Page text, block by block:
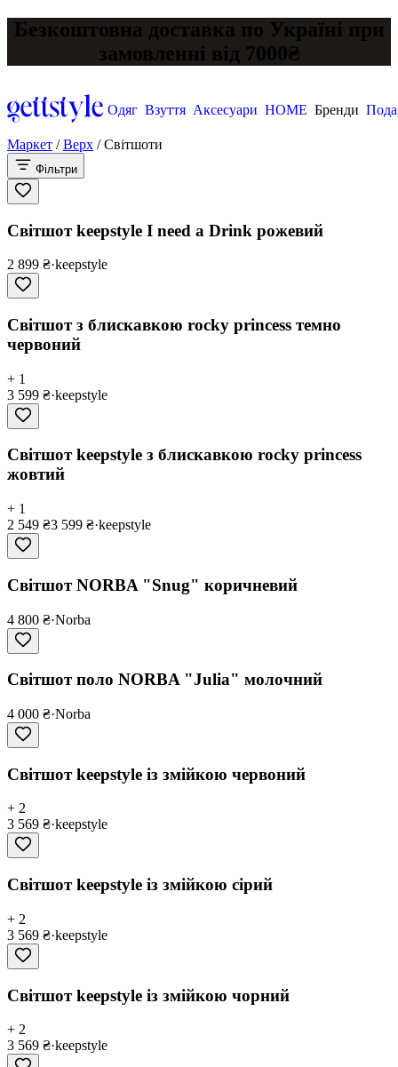
Безкоштовна доставка по Україні при
замовленні від 7000₴
Одяг Взуття Аксесуари HOME Бренди
Маркет /Верх /Світшоти
Фільтри
Світшот keepstyle I need a Drink рожевий
2 899 ₴·keepstyle
Світшот з блискавкою rocky princess темно
червоний
+ 1
3 599 ₴·keepstyle
Світшот keepstyle з блискавкою rocky princess
жовтий
+ 1
2 549 ₴3 599 ₴·keepstyle
Світшот NORBA "Snug" коричневий
4 800 ₴·Norba
Світшот поло NORBA "Julia" молочний
4 000 ₴·Norba
Світшот keepstyle із змійкою червоний
+ 2
3 569 ₴·keepstyle
Світшот keepstyle із змійкою сірий
+ 2
3 569 ₴·keepstyle
Світшот keepstyle із змійкою чорний
+ 2
3 569 ₴·keepstyle